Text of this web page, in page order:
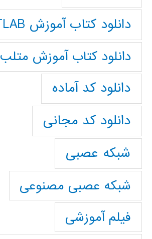
دانلود کتاب آموزش MATLAB
دانلود کتاب آموزش متلب
دانلود کد آماده
دانلود کد مجانی
شبکه عصبی
شبکه عصبی مصنوعی
فیلم آموزشی